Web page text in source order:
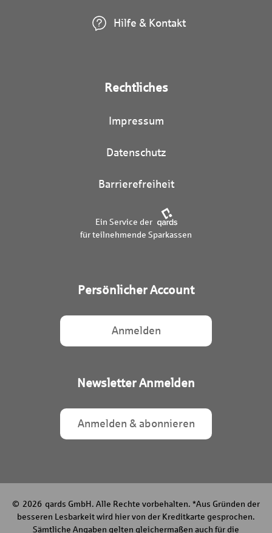
Hilfe & Kontakt
Rechtliches
Impressum
Datenschutz
Barrierefreiheit
Ein Service der
für teilnehmende Sparkassen
Persönlicher Account
Anmelden
Newsletter Anmelden
Anmelden & abonnieren
© 2026 qards GmbH. Alle Rechte vorbehalten. *Aus Gründen der
besseren Lesbarkeit wird hier von der Kreditkarte gesprochen.
Sämtliche Angaben gelten gleichermaßen auch für die